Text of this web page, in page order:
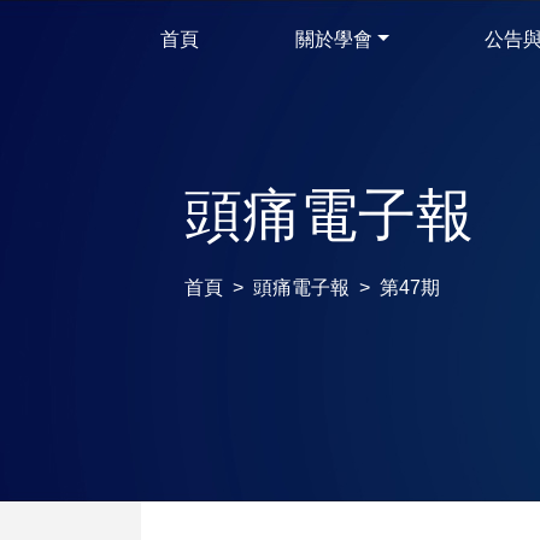
首頁 關於學會 公告
頭痛電子報
首頁 頭痛電子報 第47期